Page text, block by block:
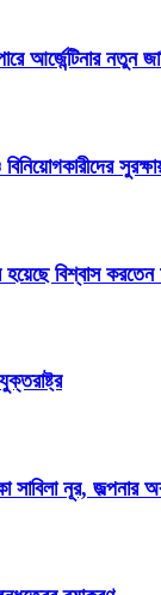
আর্জেন্টিনার নতুন
বিনিয়োগকারীদের
বিশ্বাস করতেন
সাবিলা নূর,